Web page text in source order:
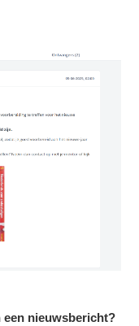
een nieuwsbericht?